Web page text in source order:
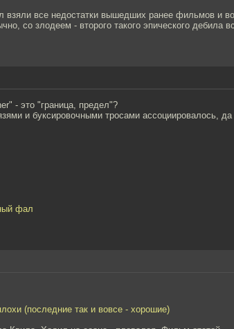
взяли все недостатки вышедших ранее фильмов и
со злодеем - второго такого эпического дебила
- это "граница, предел"?
и буксировочными тросами ассоциировалось,
фал
(последние так и вовсе - хорошие)